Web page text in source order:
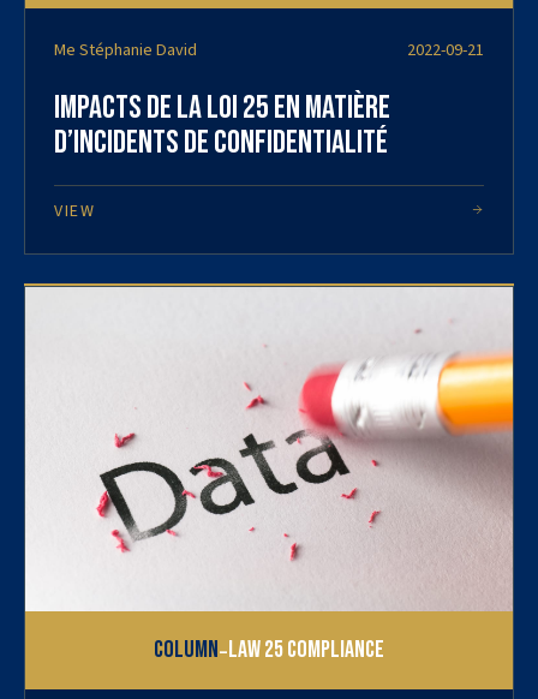
Me Stéphanie David 2022-09-21
Impacts de la Loi 25 en matière
d’incidents de confidentialité
VIEW
Column-Law 25 Compliance